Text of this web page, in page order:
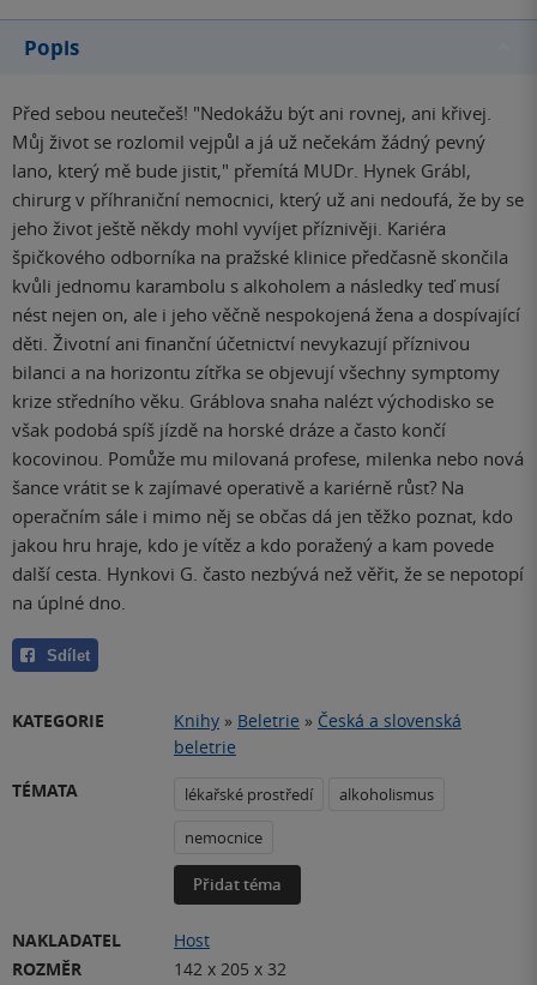
Popis
Před sebou neutečeš! "Nedokážu být ani rovnej, ani křivej.
Můj život se rozlomil vejpůl a já už nečekám žádný pevný
lano, který mě bude jistit," přemítá MUDr. Hynek Grábl,
chirurg v příhraniční nemocnici, který už ani nedoufá, že by se
jeho život ještě někdy mohl vyvíjet příznivěji. Kariéra
špičkového odborníka na pražské klinice předčasně skončila
kvůli jednomu karambolu s alkoholem a následky teď musí
nést nejen on, ale i jeho věčně nespokojená žena a dospívající
děti. Životní ani finanční účetnictví nevykazují příznivou
bilanci a na horizontu zítřka se objevují všechny symptomy
krize středního věku. Gráblova snaha nalézt východisko se
však podobá spíš jízdě na horské dráze a často končí
kocovinou. Pomůže mu milovaná profese, milenka nebo nová
šance vrátit se k zajímavé operativě a kariérně růst? Na
operačním sále i mimo něj se občas dá jen těžko poznat, kdo
jakou hru hraje, kdo je vítěz a kdo poražený a kam povede
další cesta. Hynkovi G. často nezbývá než věřit, že se nepotopí
na úplné dno.
Sdílet
KATEGORIE Knihy » Beletrie » Česká a slovenská
beletrie
TÉMATA
lékařské prostředí
alkoholismus
nemocnice
Přidat téma
NAKLADATEL
Host
ROZMĚR
142 x 205 x 32